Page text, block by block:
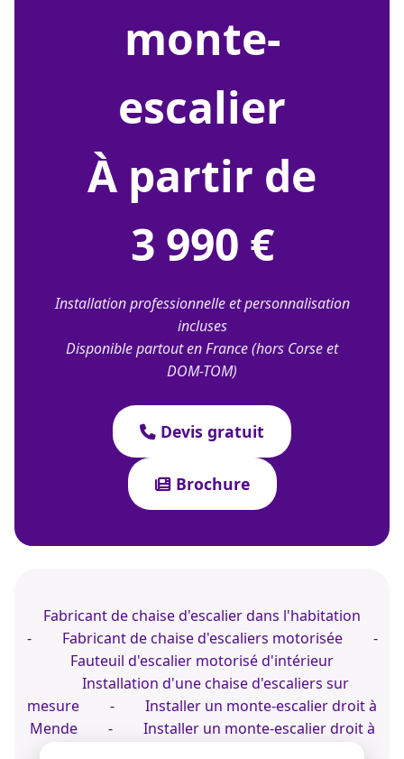
monte-
escalier
À partir de
3 990 €
Installation professionnelle et personnalisation
incluses
Disponible partout en France (hors Corse et
DOM-TOM)
Devis gratuit
Brochure
Fabricant de chaise d'escalier dans l'habitation
-
Fabricant de chaise d'escaliers motorisée
-
Fauteuil d'escalier motorisé d'intérieur
Installation d'une chaise d'escaliers sur
mesure
-
Installer un monte-escalier droit à
Mende
-
Installer un monte-escalier droit à